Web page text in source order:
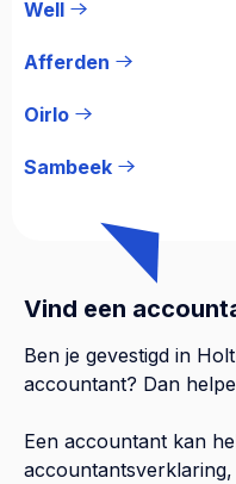
Well
Afferden
Oirlo
Sambeek
Vind een
Ben je gevestigd in
accountant? Dan
Een accountant kan